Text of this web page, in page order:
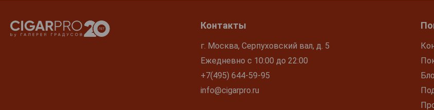
Контакты
г. Москва, Серпуховский вал, д. 5
Ежедневно с 10:00 до 22:00
+7(495) 644-59-95
info@cigarpro.ru